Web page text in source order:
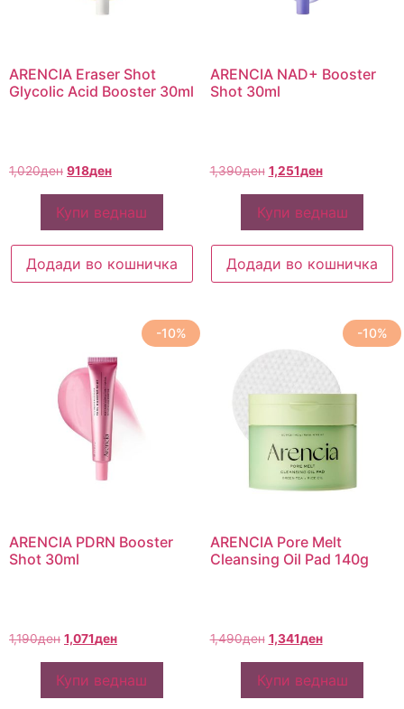
ARENCIA Eraser Shot
Glycolic Acid Booster 30ml
1,020ден 918ден
Купи веднаш
Додади во кошничка
ARENCIA NAD+ Booster
Shot 30ml
1,390ден 1,251ден
Купи веднаш
Додади во кошничка
-10%
ARENCIA PDRN Booster
Shot 30ml
1,190ден 1,071ден
Купи веднаш
-10%
ARENCIA Pore Melt
Cleansing Oil Pad 140g
1,490ден 1,341ден
Купи веднаш